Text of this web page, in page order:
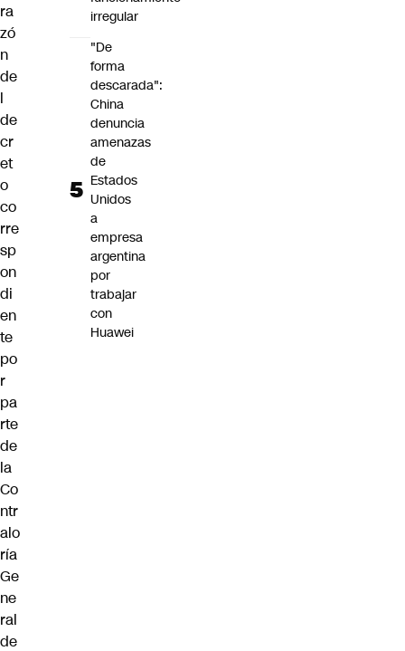
ra
zó
n
de
l
de
cr
et
o
co
rre
sp
on
di
en
te
po
r
pa
rte
de
la
Co
ntr
alo
ría
Ge
ne
ral
de
irregular
"De
forma
descarada":
China
denuncia
amenazas
de
Estados
Unidos
a
empresa
argentina
por
trabajar
con
Huawei